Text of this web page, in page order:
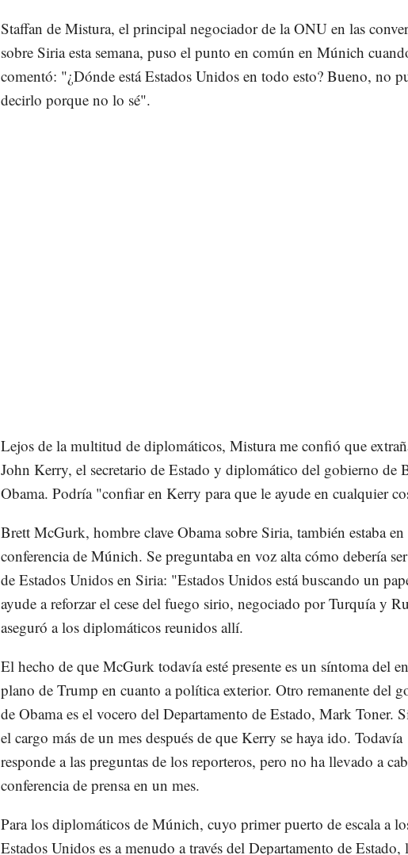
Staffan de Mistura, el principal negociador de la ONU en las
sobre Siria esta semana, puso el punto en común en Múnich
comentó: "¿Dónde está Estados Unidos en todo esto? Bueno, no
decirlo porque no lo sé".
Lejos de la multitud de diplomáticos, Mistura me confió que
John Kerry, el secretario de Estado y diplomático del gobierno de
Obama. Podría "confiar en Kerry para que le ayude en cualquier
Brett McGurk, hombre clave Obama sobre Siria, también estaba en
conferencia de Múnich. Se preguntaba en voz alta cómo debería
de Estados Unidos en Siria: "Estados Unidos está buscando un
ayude a reforzar el cese del fuego sirio, negociado por Turquía y
aseguró a los diplomáticos reunidos allí.
El hecho de que McGurk todavía esté presente es un síntoma del
plano de Trump en cuanto a política exterior. Otro remanente del
de Obama es el vocero del Departamento de Estado, Mark Toner.
el cargo más de un mes después de que Kerry se haya ido. Todavía
responde a las preguntas de los reporteros, pero no ha llevado a
conferencia de prensa en un mes.
Para los diplomáticos de Múnich, cuyo primer puerto de escala a
Estados Unidos es a menudo a través del Departamento de Estado,